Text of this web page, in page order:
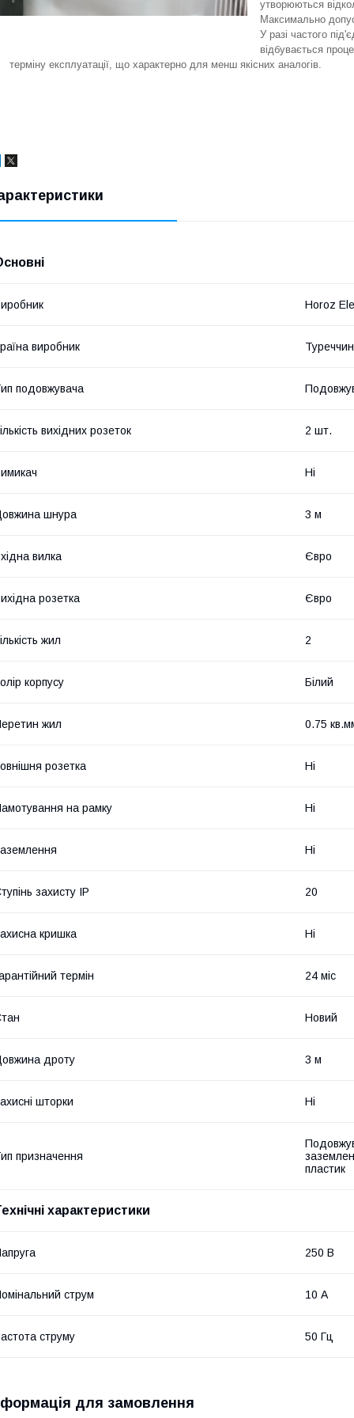
утворюються
Максимально
У разі частого
відбувається
терміну експлуатації, що характерно для менш якісних аналогів.
Horoz
виробник
подовжувача
вихідних розеток 2 шт.
Ні
шнура 3 м
вилка Євро
розетка Євро
жил 2
корпусу Білий
жил 0.75
розетка Ні
на рамку Ні
Ні
захисту IP 20
кришка Ні
термін 24 міс
Новий
дроту 3 м
шторки Ні
призначення
пластик
характеристики
250 В
струм 10 А
струму 50 Гц
для замовлення